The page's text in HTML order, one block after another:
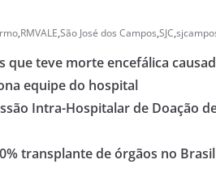
,RMVALE,São José dos Campos,SJC,
que teve morte encefálica
equipe do hospital
Intra-Hospitalar de Doação
transplante de órgãos no Brasil